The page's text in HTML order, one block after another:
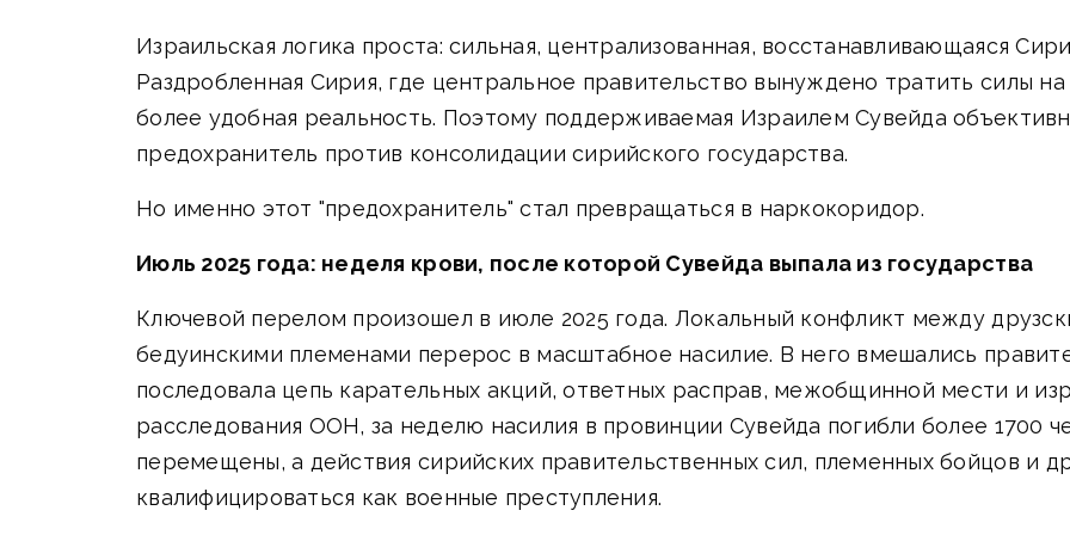
Израильская логика проста: сильная, централизованная, восстанавливающаяся
Раздробленная Сирия, где центральное правительство вынуждено тратить силы
более удобная реальность. Поэтому поддерживаемая Израилем Сувейда
предохранитель против консолидации сирийского государства.
Но именно этот "предохранитель" стал превращаться в наркокоридор.
Июль 2025 года: неделя крови, после которой Сувейда выпала из государства
Ключевой перелом произошел в июле 2025 года. Локальный конфликт между
бедуинскими племенами перерос в масштабное насилие. В него вмешались
последовала цепь карательных акций, ответных расправ, межобщинной мести и
расследования ООН, за неделю насилия в провинции Сувейда погибли более 1700
перемещены, а действия сирийских правительственных сил, племенных бойцов и
квалифицироваться как военные преступления.